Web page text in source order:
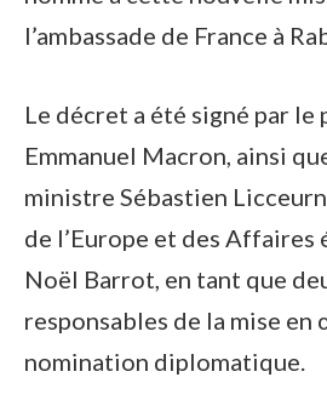
l’ambassade de France à
Le décret a été signé par
Emmanuel Macron, ainsi
ministre Sébastien
de l’Europe et des Affaires
Noël Barrot, en tant que
responsables de la mise
nomination diplomatique.